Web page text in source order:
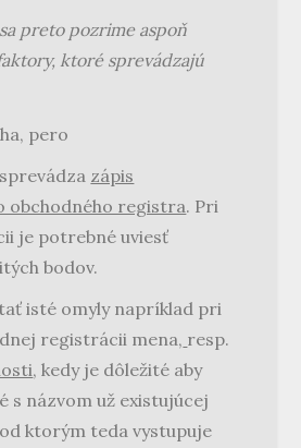
preto pozrime aspoň
ktoré sprevádzajú
zápis
obchodného registra. Pri
je potrebné uviesť
bodov.
isté omyly napríklad pri
registrácii mena, resp.
, kedy je dôležité aby
s názvom už existujúcej
ktorým teda vystupuje